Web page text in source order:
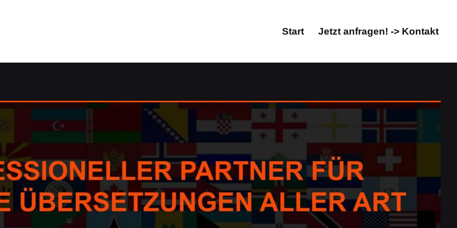
Start Jetzt anfragen! -> Kontakt
✓Dolmetscher, Übersetzungsagentur, Korrektorat/Lektorat, Übersetzungsbüro. Schauen Sie vorbei bei ↗️Guul
Übersetzungsagentur, Korrektorat/Lektorat, Übersetzungsbüro. ➡️ Guul Prime, in 56412 Gackenbach – Ihr
✓Übersetzungen, ✓Übersetzungsagentur, ✓Korrektorat/Lektorat und ✓Übersetzungsbüro. Wir gehen